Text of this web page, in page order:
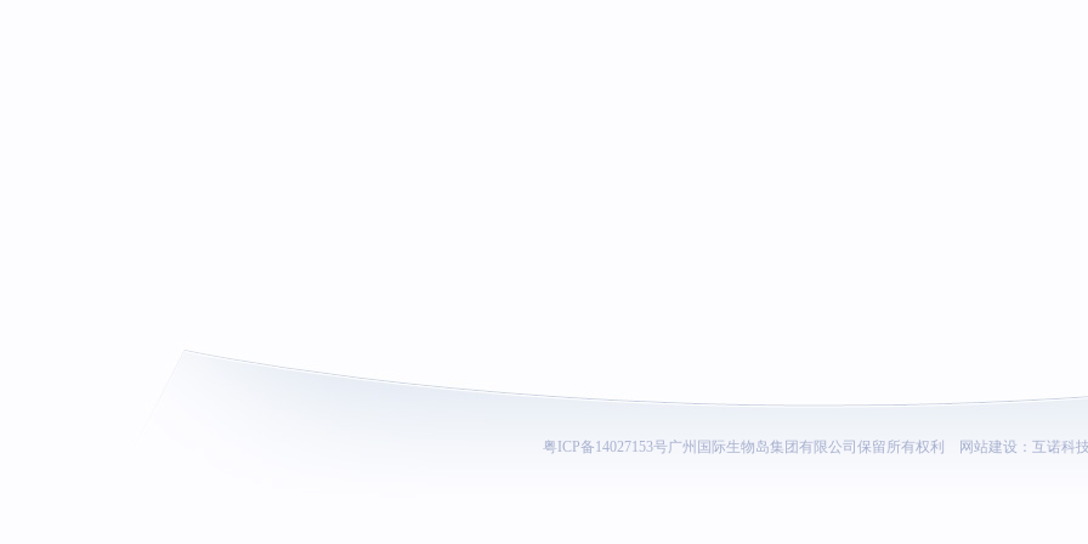
粤ICP备14027153号广州国际生物岛集团有限公司保留所有权利 网站建设 ： 互诺科